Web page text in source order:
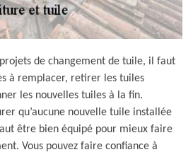
de changement de tuile, il faut
à remplacer, retirer les tuiles
les nouvelles tuiles à la fin.
qu’aucune nouvelle tuile installée
être bien équipé pour mieux faire
Vous pouvez faire confiance à